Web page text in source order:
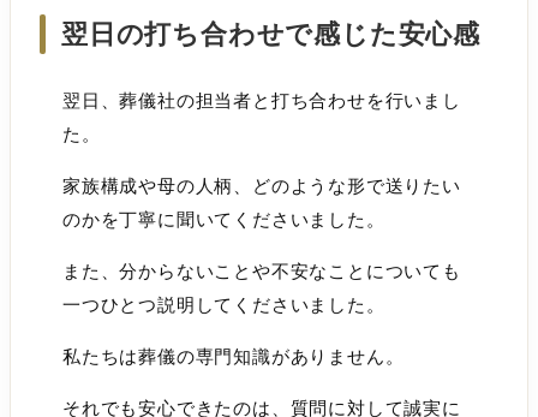
翌日の打ち合わせで感じた安心感
翌日、葬儀社の担当者と打ち合わせを行いまし
た。
家族構成や母の人柄、どのような形で送りたい
のかを丁寧に聞いてくださいました。
また、分からないことや不安なことについても
一つひとつ説明してくださいました。
私たちは葬儀の専門知識がありません。
それでも安心できたのは、質問に対して誠実に